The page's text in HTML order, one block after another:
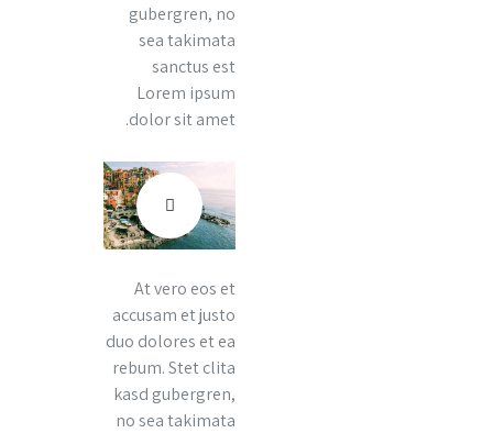
gubergren, no
sea takimata
sanctus est
Lorem ipsum
dolor sit amet.
At vero eos et
accusam et justo
duo dolores et ea
rebum. Stet clita
kasd gubergren,
no sea takimata